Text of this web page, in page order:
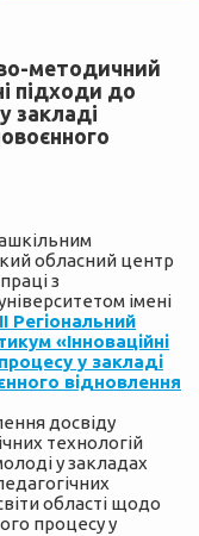
методичний
підходи до
закладі
обласний центр
з
імені
ІІ Регіональний
«Інноваційні
у закладі
відновлення
досвіду
технологій
у закладах
області щодо
процесу у